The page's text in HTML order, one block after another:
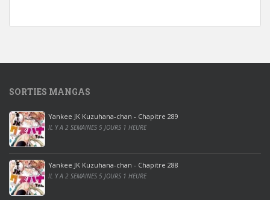
d
0
p
r
o
o
ff
i
c
SORTIES MANGAS
Yankee JK Kuzuhana-chan - Chapitre 289
IL Y A 2 SEMAINES 5 JOURS 1 HEURE
Yankee JK Kuzuhana-chan - Chapitre 288
IL Y A 2 SEMAINES 5 JOURS 1 HEURE